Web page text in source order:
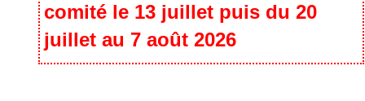
comité le 13 juillet puis du 20
juillet au 7 août 2026